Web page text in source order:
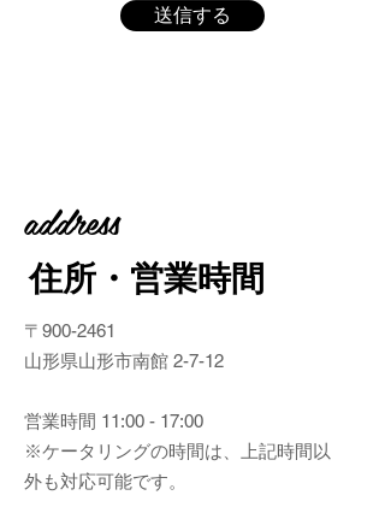
送信する
address
住所・​営業時間
〒900-2461
山形県山形市南館 2-7-12
営業時間 11:00 - 17:00
​※ケータリングの時間は、上記時間以
外も対応可能です。